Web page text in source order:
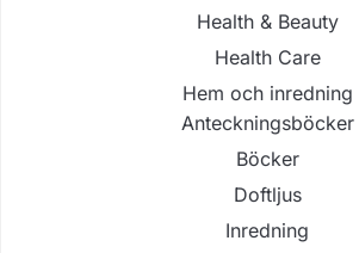
Health & Beauty
Health Care
Hem och inredning
Anteckningsböcker
Böcker
Doftljus
Inredning